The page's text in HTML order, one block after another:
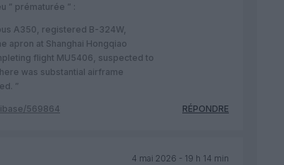
” prématurée ” :
A350, registered B-324W,
apron at Shanghai Hongqiao
flight MU5406, suspected to
was substantial airframe
”
569864 RÉPONDRE
4 mai 2026 - 19 h 14 min